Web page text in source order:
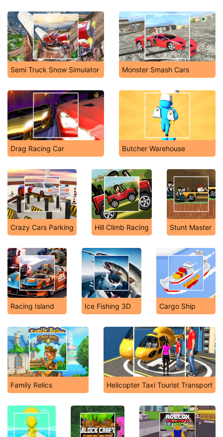
Semi Truck Snow Simulator Monster Smash Cars
Drag Racing Car Butcher Warehouse
Crazy Cars Parking Hill Climb Racing Stunt Master
Racing Island Ice Fishing 3D Cargo Ship
Family Relics Helicopter Taxi Tourist Transport